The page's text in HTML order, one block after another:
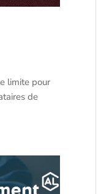
limite pour
de